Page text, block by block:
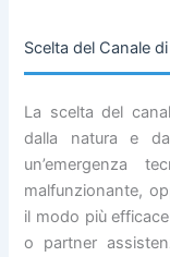
Scelta del Canale
La scelta del
dalla natura e
un’emergenza
malfunzionante,
il modo più
o partner